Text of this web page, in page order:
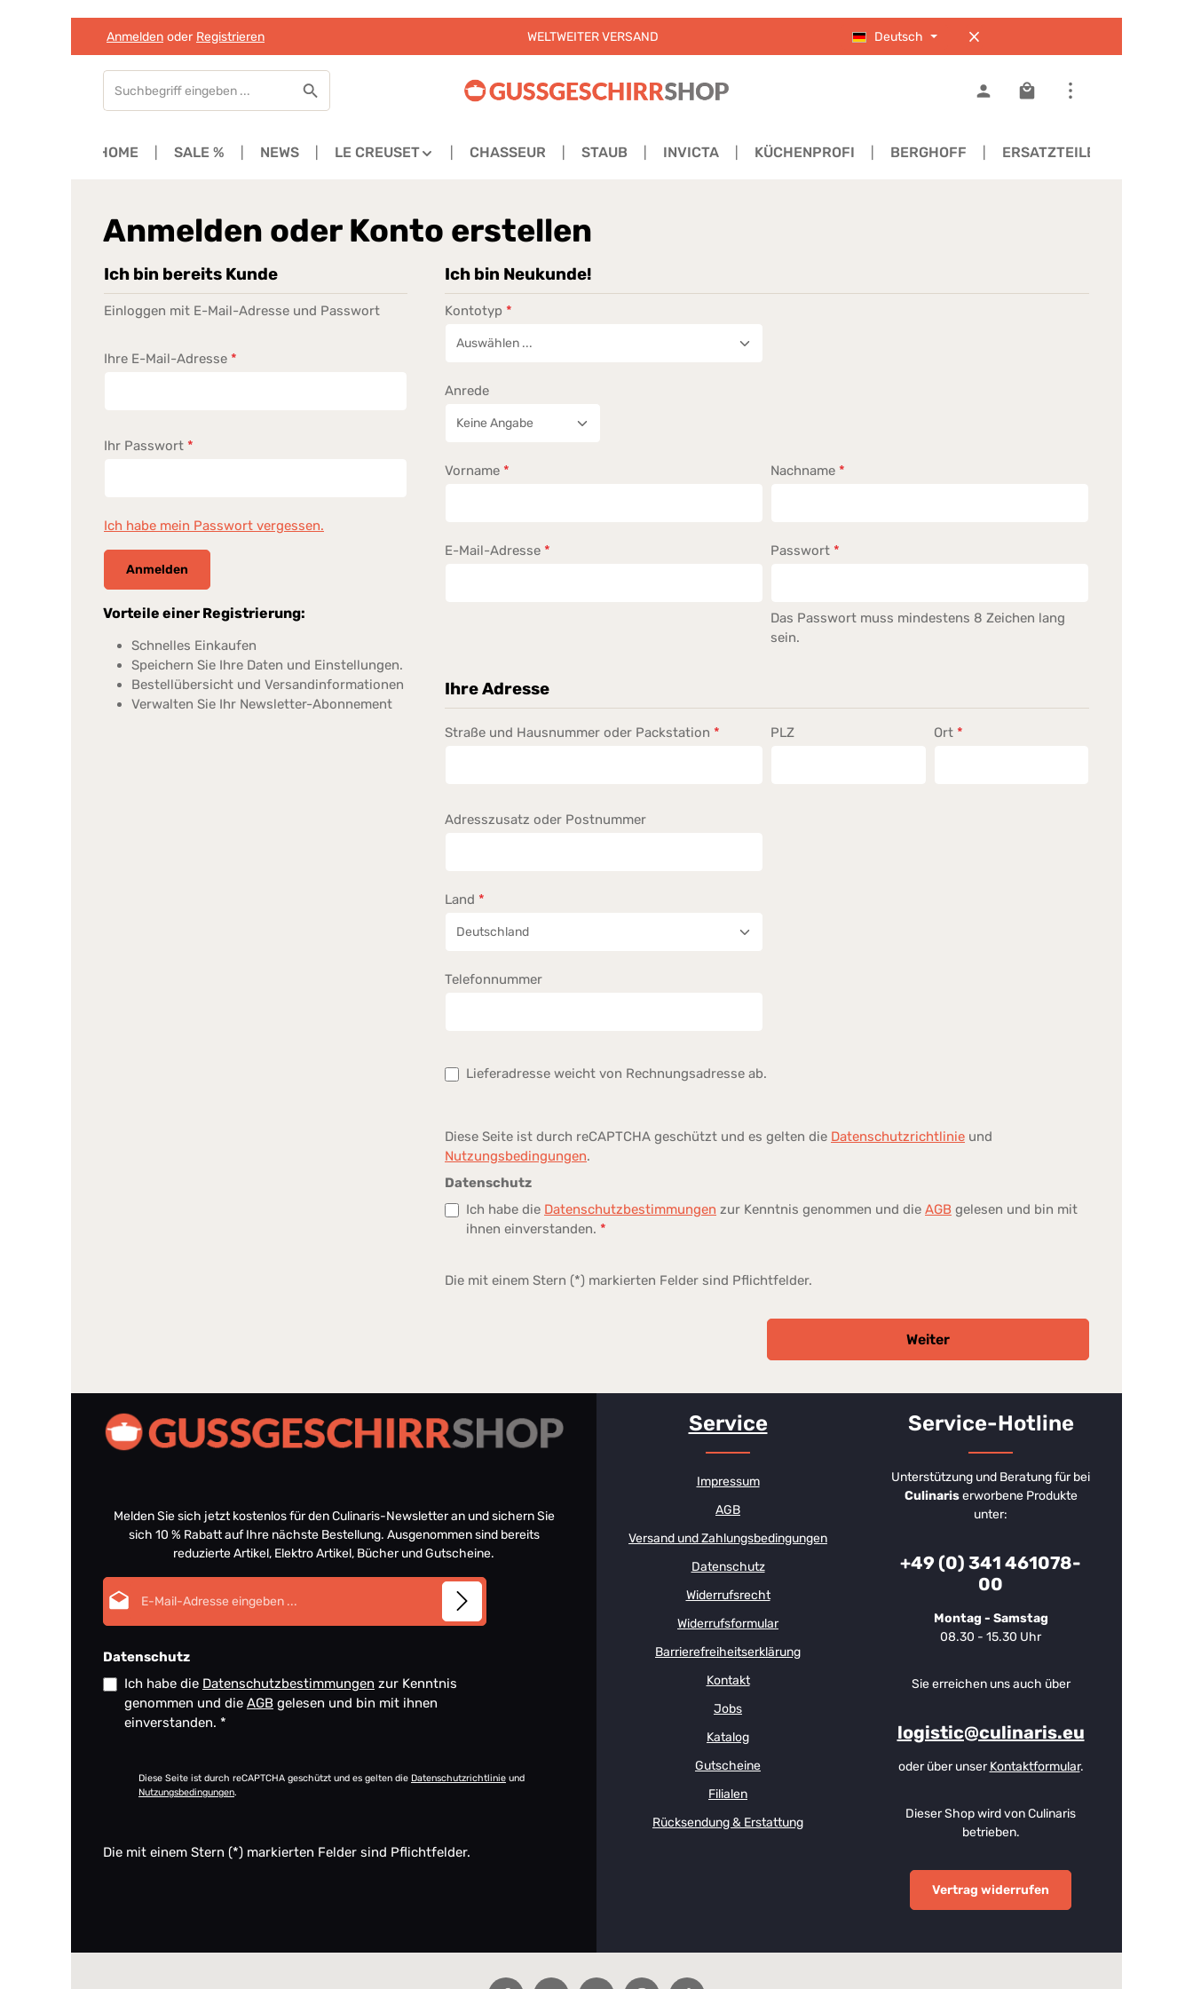
Zum Hauptinhalt springen
Zur Suche springen
Zur Hauptnavigation springen
Anmelden oder Registrieren WELTWEITER VERSAND Deutsch
Warenkorb enthält 0
HOME SALE % NEWS LE CREUSET CHASSEUR STAUB INVICTA KÜCHENPROFI BERGHOFF ERSATZTEILE
Anmelden oder Konto erstellen
Ich bin bereits Kunde
Einloggen mit E-Mail-Adresse und Passwort
Ihre E-Mail-Adresse *
Ihr Passwort *
Ich habe mein Passwort vergessen.
Anmelden
Vorteile einer Registrierung:
Schnelles Einkaufen
Speichern Sie Ihre Daten und Einstellungen.
Bestellübersicht und Versandinformationen
Verwalten Sie Ihr Newsletter-Abonnement
Ich bin Neukunde!
Persönliche Informationen
Kontotyp *
Anrede
Vorname * Nachname *
E-Mail-Adresse * Passwort *
Das Passwort muss mindestens 8 Zeichen lang
sein.
Ihre Adresse
Straße und Hausnummer oder Packstation * PLZ Ort *
Adresszusatz oder Postnummer
Land *
Telefonnummer
Lieferadresse weicht von Rechnungsadresse ab.
Diese Seite ist durch reCAPTCHA geschützt und es gelten die Datenschutzrichtlinie und
Nutzungsbedingungen.
Datenschutz
Ich habe die Datenschutzbestimmungen zur Kenntnis genommen und die AGB gelesen und bin mit
ihnen einverstanden. *
Die mit einem Stern (*) markierten Felder sind Pflichtfelder.
Weiter
Melden Sie sich jetzt kostenlos für den Culinaris-Newsletter an und sichern Sie
sich 10 % Rabatt auf Ihre nächste Bestellung. Ausgenommen sind bereits
reduzierte Artikel, Elektro Artikel, Bücher und Gutscheine.
Datenschutz
Ich habe die Datenschutzbestimmungen zur Kenntnis
genommen und die AGB gelesen und bin mit ihnen
einverstanden. *
Diese Seite ist durch reCAPTCHA geschützt und es gelten die Datenschutzrichtlinie und
Nutzungsbedingungen.
Die mit einem Stern (*) markierten Felder sind Pflichtfelder.
Service
Impressum
AGB
Versand und Zahlungsbedingungen
Datenschutz
Widerrufsrecht
Widerrufsformular
Barrierefreiheitserklärung
Kontakt
Jobs
Katalog
Gutscheine
Filialen
Rücksendung & Erstattung
Service-Hotline
Unterstützung und Beratung für bei
Culinariserworbene Produkte
unter:
+49 (0) 341 461078-
00
Montag - Samstag
08.30 - 15.30 Uhr
Sie erreichen uns auch über
logistic@culinaris.eu
oder über unserKontaktformular.
Dieser Shop wird von Culinaris
betrieben.
Vertrag widerrufen